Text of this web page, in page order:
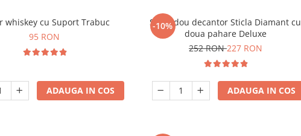
whiskey cu Suport Trabuc
95 RON
ADAUGA IN COS
-10%
Set cadou decantor Sticla Diamant cu
doua pahare Deluxe
252 RON227 RON
ADAUGA IN COS